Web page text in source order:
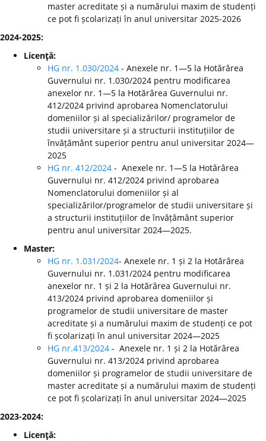
master acreditate și a numărului maxim de studenți
ce pot fi școlarizați în anul universitar 2025-2026
2024-2025:
Licenţă:
HG nr. 1.030/2024 - Anexele nr. 1—5 la Hotărârea
Guvernului nr. 1.030/2024 pentru modificarea
anexelor nr. 1—5 la Hotărârea Guvernului nr.
412/2024 privind aprobarea Nomenclatorului
domeniilor și al specializărilor/ programelor de
studii universitare și a structurii instituțiilor de
învățământ superior pentru anul universitar 2024—
2025
HG nr. 412/2024 - Anexele nr. 1—5 la Hotărârea
Guvernului nr. 412/2024 privind aprobarea
Nomenclatorului domeniilor și al
specializărilor/programelor de studii universitare și
a structurii instituțiilor de învățământ superior
pentru anul universitar 2024—2025.
Master:
HG nr. 1.031/2024- Anexele nr. 1 și 2 la Hotărârea
Guvernului nr. 1.031/2024 pentru modificarea
anexelor nr. 1 și 2 la Hotărârea Guvernului nr.
413/2024 privind aprobarea domeniilor și
programelor de studii universitare de master
acreditate și a numărului maxim de studenți ce pot
fi școlarizați în anul universitar 2024—2025
HG nr.413/2024 - Anexele nr. 1 și 2 la Hotărârea
Guvernului nr. 413/2024 privind aprobarea
domeniilor și programelor de studii universitare de
master acreditate și a numărului maxim de studenți
ce pot fi școlarizați în anul universitar 2024—2025
2023-2024:
Licenţă: